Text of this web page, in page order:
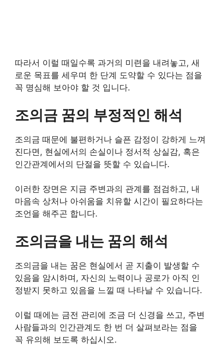
따라서 이럴 때일수록 과거의 미련을 내려놓고, 새
로운 목표를 세우며 한 단계 도약할 수 있다는 점을
꼭 명심해 보아야 할 것 입니다.
조의금 꿈의 부정적인 해석
조의금 때문에 불편하거나 슬픈 감정이 강하게 느껴
진다면, 현실에서의 손실이나 정서적 상실감, 혹은
인간관계에서의 단절을 뜻할 수 있습니다.
이러한 장면은 지금 주변과의 관계를 점검하고, 내
마음속 상처나 아쉬움을 치유할 시간이 필요하다는
조언을 해주곤 합니다.
조의금을 내는 꿈의 해석
조의금을 내는 꿈은 현실에서 곧 지출이 발생할 수
있음을 암시하며, 자신의 노력이나 공로가 아직 인
정받지 못하고 있음을 느낄 때 나타날 수 있습니다.
이럴 때에는 금전 관리에 조금 더 신경을 쓰고, 주변
사람들과의 인간관계도 한 번 더 살펴보라는 점을
꼭 유의해 보도록 하십시오.